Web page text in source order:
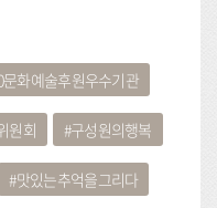
문화예술후원우수기관
원회 구성원의행복
맛있는추억을그리다